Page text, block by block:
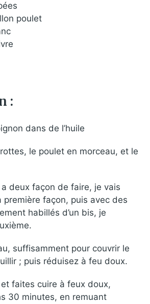
poulet
:
dans de l’huile
le poulet en morceau, et le
deux façon de faire, je vais
première façon, puis avec des
habillés d’un bis, je
suffisamment pour couvrir le
; puis réduisez à feu doux.
faites cuire à feux doux,
30 minutes, en remuant